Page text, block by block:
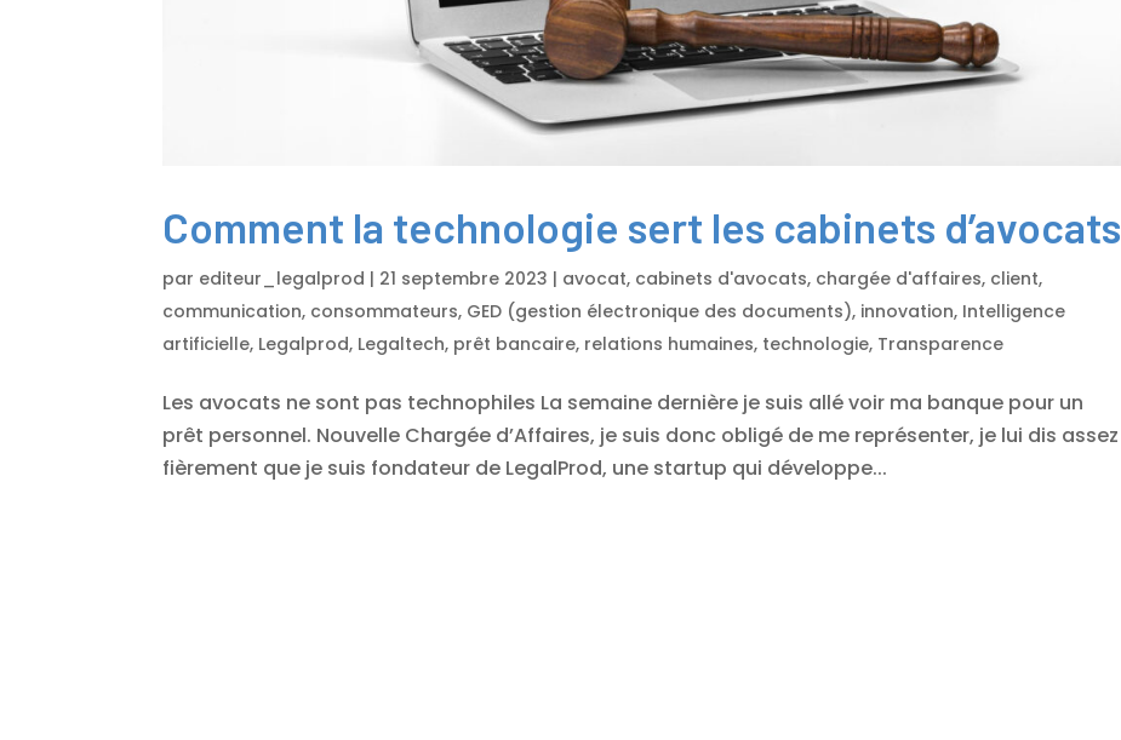
Comment la technologie sert les cabinets d’avocats
par editeur_legalprod | 21 septembre 2023 | avocat, cabinets d'avocats, chargée d'affaires, client,
communication, consommateurs, GED (gestion électronique des documents), innovation, Intelligence
artificielle, Legalprod, Legaltech, prêt bancaire, relations humaines, technologie, Transparence
Les avocats ne sont pas technophiles La semaine dernière je suis allé voir ma banque pour un
prêt personnel. Nouvelle Chargée d’Affaires, je suis donc obligé de me représenter, je lui dis assez
fièrement que je suis fondateur de LegalProd, une startup qui développe...